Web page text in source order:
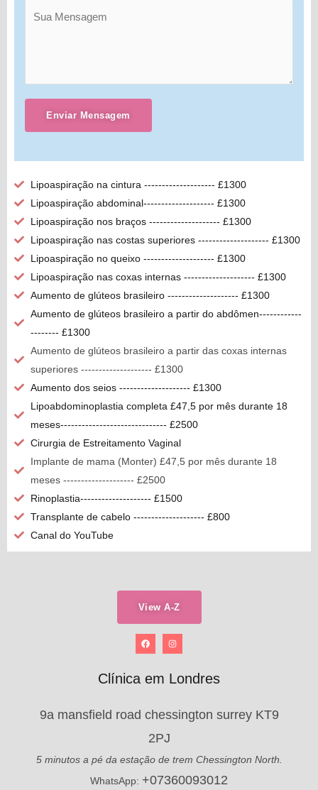
Enviar Mensagem
Lipoaspiração na cintura -------------------- £1300
Lipoaspiração abdominal-------------------- £1300
Lipoaspiração nos braços -------------------- £1300
Lipoaspiração nas costas superiores -------------------- £1300
Lipoaspiração no queixo -------------------- £1300
Lipoaspiração nas coxas internas -------------------- £1300
Aumento de glúteos brasileiro -------------------- £1300
Aumento de glúteos brasileiro a partir do abdômen------------
-------- £1300
Aumento de glúteos brasileiro a partir das coxas internas
superiores -------------------- £1300
Aumento dos seios -------------------- £1300
Lipoabdominoplastia completa £47,5 por mês durante 18
meses------------------------------ £2500
Cirurgia de Estreitamento Vaginal
Implante de mama (Monter) £47,5 por mês durante 18
meses -------------------- £2500
Rinoplastia-------------------- £1500
Transplante de cabelo -------------------- £800
Canal do YouTube
View A-Z
Clínica em Londres
9a mansfield road chessington surrey KT9
2PJ
5 minutos a pé da estação de trem Chessington North.
WhatsApp: +07360093012